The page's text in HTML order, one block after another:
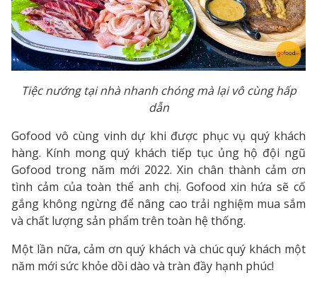
Tiệc nướng tại nhà nhanh chóng mà lại vô cùng hấp
dẫn
Gofood vô cùng vinh dự khi được phục vụ quý khách
hàng. Kính mong quý khách tiếp tục ủng hộ đội ngũ
Gofood trong năm mới 2022. Xin chân thành cảm ơn
tình cảm của toàn thể anh chị. Gofood xin hứa sẽ cố
gắng không ngừng để nâng cao trải nghiệm mua sắm
và chất lượng sản phẩm trên toàn hệ thống.
Một lần nữa, cảm ơn quý khách và chúc quý khách một
năm mới sức khỏe dồi dào và tràn đầy hạnh phúc!